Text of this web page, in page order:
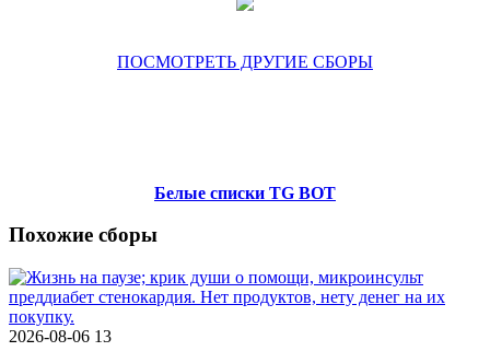
ПОСМОТРЕТЬ ДРУГИЕ СБОРЫ
Белые списки TG BOT
Похожие сборы
2026-08-06 13